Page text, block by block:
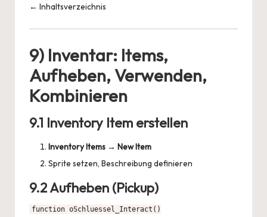
← Inhaltsverzeichnis
9) Inventar: Items,
Aufheben, Verwenden,
Kombinieren
9.1 Inventory Item erstellen
Inventory Items → New Item
Sprite setzen, Beschreibung definieren
9.2 Aufheben (Pickup)
function oSchluessel_Interact()